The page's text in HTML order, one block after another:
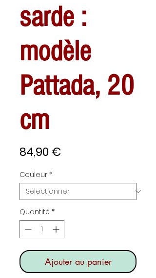
sarde :
modèle
Pattada, 20
cm
84,90 €
Couleur *
Quantité *
Ajouter au panier